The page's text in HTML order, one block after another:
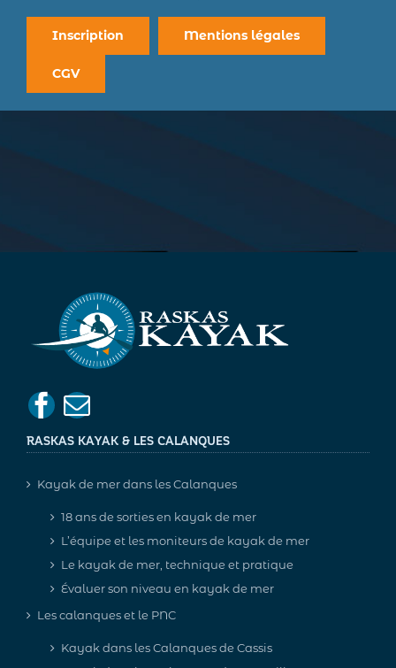
Inscription Mentions légales
CGV
RASKAS KAYAK & LES CALANQUES
Kayak de mer dans les Calanques
18 ans de sorties en kayak de mer
L’équipe et les moniteurs de kayak de mer
Le kayak de mer, technique et pratique
Évaluer son niveau en kayak de mer
Les calanques et le PNC
Kayak dans les Calanques de Cassis